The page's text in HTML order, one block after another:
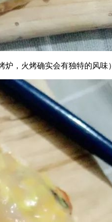
炉，火烤确实会有独特的风味